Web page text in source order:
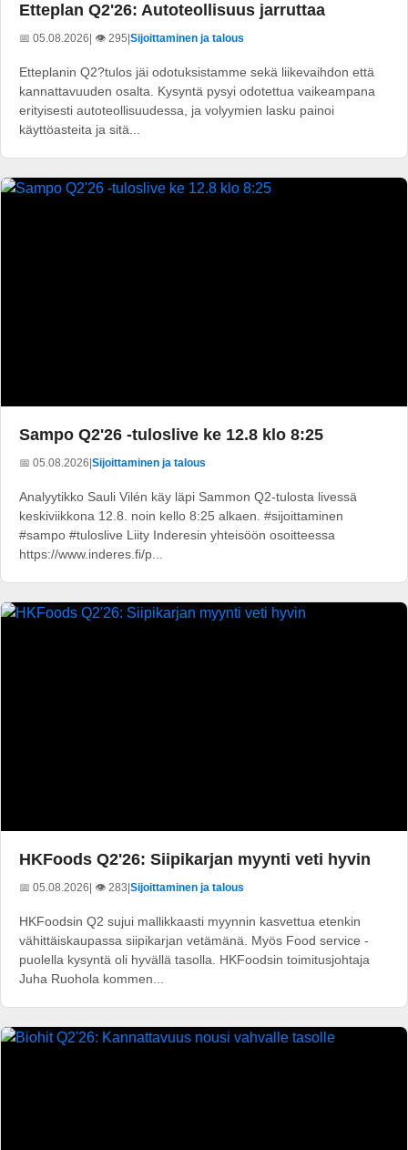
Etteplan Q2'26: Autoteollisuus jarruttaa
📅 05.08.2026| 👁️ 295|Sijoittaminen ja talous
Etteplanin Q2?tulos jäi odotuksistamme sekä liikevaihdon että
kannattavuuden osalta. Kysyntä pysyi odotettua vaikeampana
erityisesti autoteollisuudessa, ja volyymien lasku painoi
käyttöasteita ja sitä...
Sampo Q2'26 -tuloslive ke 12.8 klo 8:25
📅 05.08.2026|Sijoittaminen ja talous
Analyytikko Sauli Vilén käy läpi Sammon Q2-tulosta livessä
keskiviikkona 12.8. noin kello 8:25 alkaen. #sijoittaminen
#sampo #tuloslive Liity Inderesin yhteisöön osoitteessa
https://www.inderes.fi/p...
HKFoods Q2'26: Siipikarjan myynti veti hyvin
📅 05.08.2026| 👁️ 283|Sijoittaminen ja talous
HKFoodsin Q2 sujui mallikkaasti myynnin kasvettua etenkin
vähittäiskaupassa siipikarjan vetämänä. Myös Food service -
puolella kysyntä oli hyvällä tasolla. HKFoodsin toimitusjohtaja
Juha Ruohola kommen...